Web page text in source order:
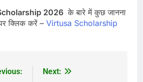
2026 के बारे में कुछ जानना
क्लिक करें – Virtusa Scholarship
Next: